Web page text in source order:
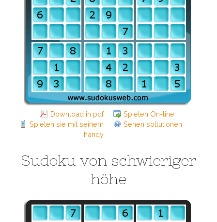
Download in pdf
Spielen On-line
Spielen sie mit seinem
handy
Sehen sollutionen
Sudoku von schwieriger
höhe